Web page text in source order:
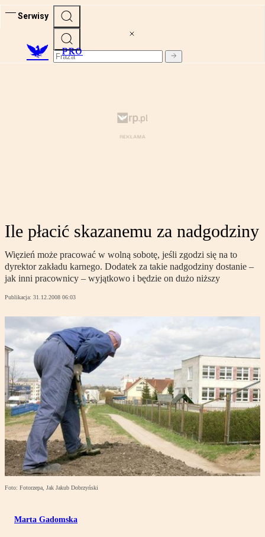
Serwisy
PRO
Ile płacić skazanemu za nadgodziny
Więzień może pracować w wolną sobotę, jeśli zgodzi się na to
dyrektor zakładu karnego. Dodatek za takie nadgodziny dostanie –
jak inni pracownicy – wyjątkowo i będzie on dużo niższy
Publikacja: 31.12.2008 06:03
Foto: Fotorzepa, Jak Jakub Dobrzyński
Marta Gadomska